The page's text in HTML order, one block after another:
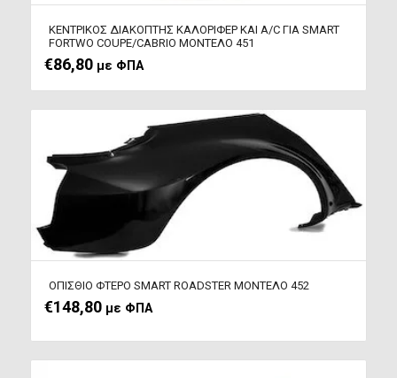
ΚΕΝΤΡΙΚΟΣ ΔΙΑΚΟΠΤΗΣ ΚΑΛΟΡΙΦΕΡ ΚΑΙ A/C ΓΙΑ SMART
FORTWO COUPE/CABRIO ΜΟΝΤΕΛΟ 451
€86,80 με ΦΠΑ
ΟΠΙΣΘΙΟ ΦΤΕΡΟ SMART ROADSTER ΜΟΝΤΕΛΟ 452
€148,80 με ΦΠΑ